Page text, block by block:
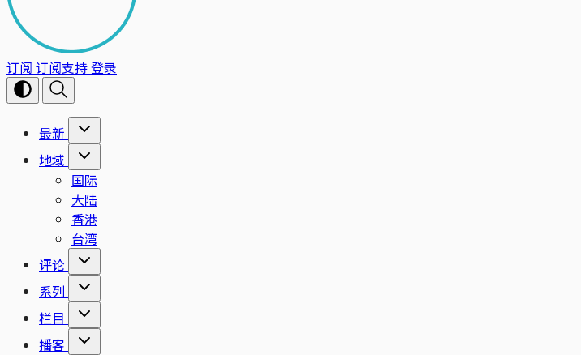
订阅 订阅支持登录
最新
地域
国际
大陆
香港
台湾
评论
系列
栏目
播客